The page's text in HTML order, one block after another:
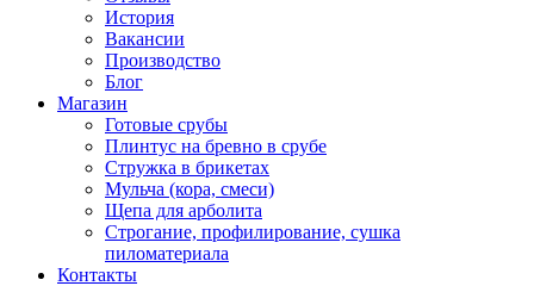
История
Вакансии
Производство
Блог
Магазин
Готовые срубы
Плинтус на бревно в срубе
Стружка в брикетах
Мульча (кора, смеси)
Щепа для арболита
Строгание, профилирование, сушка
пиломатериала
Контакты